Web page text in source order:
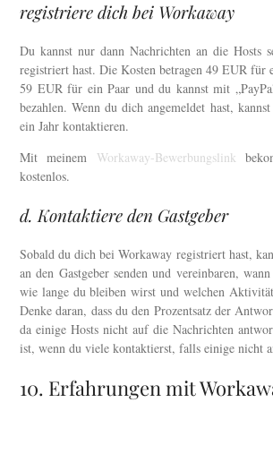
registriere dich bei Workaway
Du kannst nur dann Nachrichten an die Hosts
registriert hast. Die Kosten betragen 49 EUR für
59 EUR für ein Paar und du kannst mit
bezahlen. Wenn du dich angemeldet hast,
ein Jahr kontaktieren.
Mit meinem Workaway-Bewerbungslink
kostenlos.
d. Kontaktiere den Gastgeber
Sobald du dich bei Workaway registriert hast,
an den Gastgeber senden und vereinbaren,
wie lange du bleiben wirst und welchen
Denke daran, dass du den Prozentsatz der
da einige Hosts nicht auf die Nachrichten
ist, wenn du viele kontaktierst, falls einige nicht
10. Erfahrungen mit